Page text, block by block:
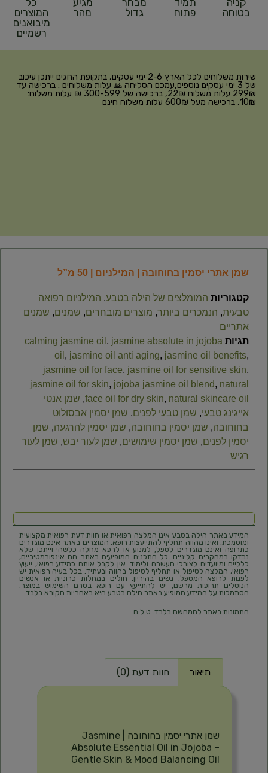
קניה
בטוחה
תמיד
פתוח
מבחר
גדול
מגיע
מהר
כל
המוצרים
מיבואנים
רשמיים
שירות משלוחים לכל הארץ 2-6 ימי עסקים, בתקופת החגים ייתכן עיכוב
של 3 ימי עסקים נוספים,עמכם הסליחה 🙏 עלות משלוחים : ברכישה עד
299₪ עלות משלוח 22₪, ברכישה של 300-599 ₪ עלות משלוח:
10₪, ברכישה מעל 600₪ עלות משלוח חינם
שמן אתרי יסמין בחוחובה | המילניום | 50 מ”ל
קטגוריות המומלצים של הילה בטבע, המילניום רפואה
טבעית, הנמכרים ביותר, מוצרים מובחרים, שמנים, שמנים
אתריים
תגיות
calming jasmine oil , jasmine absolute in jojoba
oil , jasmine oil anti aging, jasmine oil benefits,
jasmine oil for face, jasmine oil for sensitive skin,
jasmine oil for skin, jojoba jasmine oil blend, natural
face oil for dry skin, natural skincare oil
, שמן אנטי
אייגינג טבעי, שמן טבעי לפנים, שמן יסמין אבסולוט
בחוחובה, שמן יסמין בחוחובה, שמן יסמין להרגעה, שמן
יסמין לפנים, שמן יסמין שימושים, שמן לעור יבש, שמן לעור
רגיש
המידע באתר הילה בטבע אינו המלצה רפואית או חוות דעת רפואית מקצועית
ומוסמכת, ואינו מהווה תחליף להתייעצות רופא. המוצרים באתר אינם מוגדרים
כתרופה ואינם מוגדרים לטפל, למנוע או לרפא מחלה כלשהי וייתכן שלא
נבדקו במחקרים קליניים. כל התכנים המופיעים באתר הם אינפורמטיביים,
כלליים ומיועדים לצורכי העשרה ולימוד. אין לקבל אותם כמידע רפואי, ייעוץ
רפואי, המלצה לטיפול או תחליף לטיפול בהווה ובעתיד. בכל בעיה רפואית יש
לפנות לרופא המטפל. נשים בהיריון, חולים במחלות כרוניות או אנשים
הנוטלים תרופות מרשם, יש להתייעץ עם רופא בטרם השימוש במוצר.
הסתמכות על המידע המופיע באתר הילה בטבע היא באחריות הקורא בלבד.
התמונות באתר להמחשה בלבד. ט.ל.ח
תיאור חוות דעת (0)
שמן אתרי יסמין בחוחובה | Jasmine
Absolute Essential Oil in Jojoba –
Gentle Skin & Mood Balancing Oil